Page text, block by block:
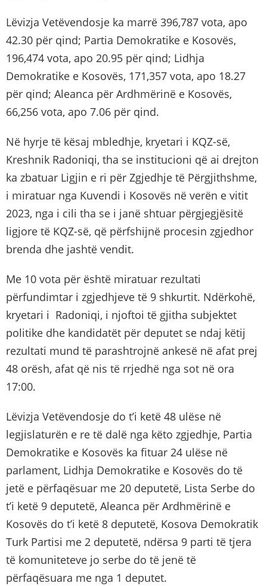
Lëvizja Vetëvendosje ka marrë 396,787 vota, apo
42.30 për qind; Partia Demokratike e Kosovës,
196,474 vota, apo 20.95 për qind; Lidhja
Demokratike e Kosovës, 171,357 vota, apo 18.27
për qind; Aleanca për Ardhmërinë e Kosovës,
66,256 vota, apo 7.06 për qind.
Në hyrje të kësaj mbledhje, kryetari i KQZ-së,
Kreshnik Radoniqi, tha se institucioni që ai drejton
ka zbatuar Ligjin e ri për Zgjedhje të Përgjithshme,
i miratuar nga Kuvendi i Kosovës në verën e vitit
2023, nga i cili tha se i janë shtuar përgjegjësitë
ligjore të KQZ-së, që përfshijnë procesin zgjedhor
brenda dhe jashtë vendit.
Me 10 vota për është miratuar rezultati
përfundimtar i zgjedhjeve të 9 shkurtit. Ndërkohë,
kryetari i Radoniqi, i njoftoi të gjitha subjektet
politike dhe kandidatët për deputet se ndaj këtij
rezultati mund të parashtrojnë ankesë në afat prej
48 orësh, afat që nis të rrjedhë nga sot në ora
17:00.
Lëvizja Vetëvendosje do t’i ketë 48 ulëse në
legjislaturën e re të dalë nga këto zgjedhje, Partia
Demokratike e Kosovës ka fituar 24 ulëse në
parlament, Lidhja Demokratike e Kosovës do të
jetë e përfaqësuar me 20 deputetë, Lista Serbe do
t’i ketë 9 deputetë, Aleanca për Ardhmërinë e
Kosovës do t’i ketë 8 deputetë, Kosova Demokratik
Turk Partisi me 2 deputetë, ndërsa 9 parti të tjera
të komuniteteve jo serbe do të jenë të
përfaqësuara me nga 1 deputet.